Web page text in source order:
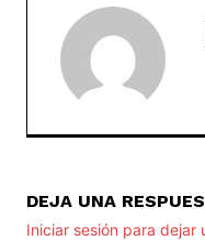
DEJA UNA
Iniciar sesión para dejar